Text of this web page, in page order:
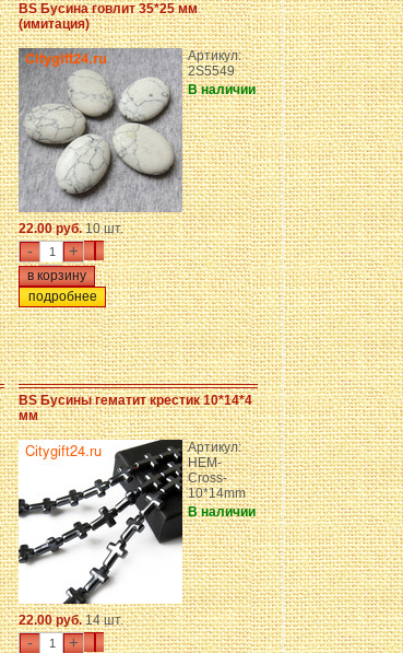
BS Бусина говлит 35*25 мм
(имитация)
Артикул:
2S5549
В наличии
22.00 руб.10 шт.
- +
подробнее
BS Бусины гематит крестик 10*14*4
мм
Артикул:
HEM-
Cross-
10*14mm
В наличии
22.00 руб.14 шт.
- +